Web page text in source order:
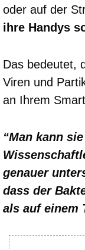
oder auf der
ihre Handys
Das bedeutet,
Viren und
an Ihrem
“Man kann
genauer
dass der
als auf einem